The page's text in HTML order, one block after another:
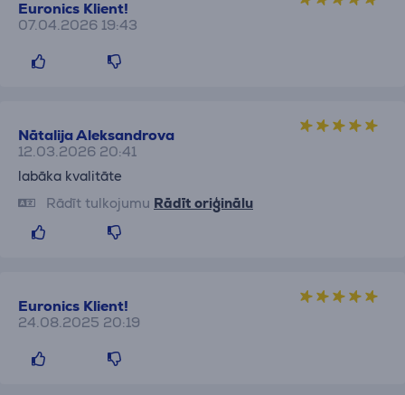
Euronics Klient!
07.04.2026 19:43
Nātalija Aleksandrova
12.03.2026 20:41
labāka kvalitāte
Rādīt tulkojumu Rādīt oriģinālu
Euronics Klient!
24.08.2025 20:19